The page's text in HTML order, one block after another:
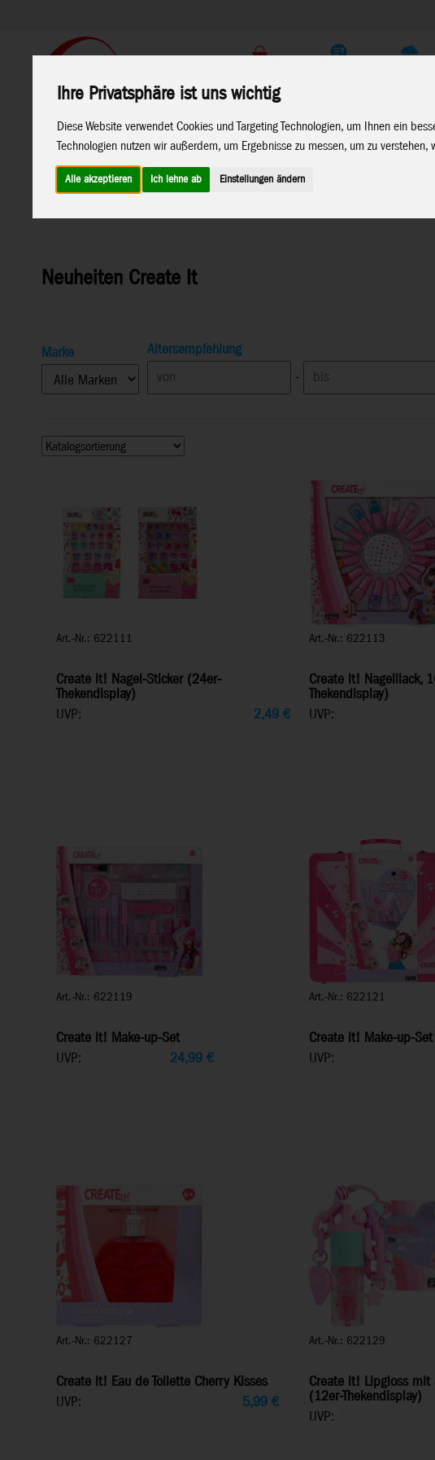
Ihre Privatsphäre ist uns wichtig
Diese Website verwendet Cookies und Targeting Technologien, um Ihnen ein
Technologien nutzen wir außerdem, um Ergebnisse zu messen, um zu
Alle akzeptieren Ich lehne ab Einstellungen ändern
Home Marken
Home>Neuheiten 2026>Neuheiten 01-26
Neuheiten Create It
Marke
Altersempfehlung
-
Art.-Nr.: 622111
Create it! Nagel-Sticker (24er-
Thekendisplay)
UVP:
2,49 €
Art.-Nr.: 622113
Create it! Nagelllack,
Thekendisplay)
UVP:
Art.-Nr.: 622119
Create it! Make-up-Set
UVP:
24,99 €
Art.-Nr.: 622121
Create it! Make-up-
UVP:
Art.-Nr.: 622127
Create it! Eau de Toilette Cherry Kisses
UVP:
5,99 €
Art.-Nr.: 622129
Create it! Lipgloss mit
(12er-Thekendisplay)
UVP: